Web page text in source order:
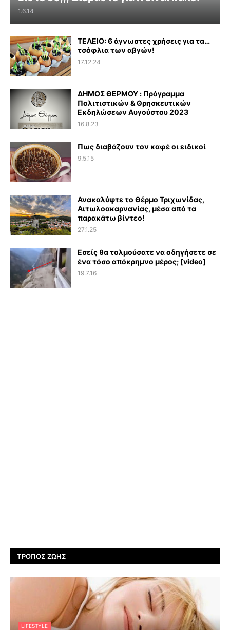
1.6.14
ΤΕΛΕΙΟ: 6 άγνωστες χρήσεις για τα…
τσόφλια των αβγών!
17.12.24
ΔΗΜΟΣ ΘΕΡΜΟΥ : Πρόγραμμα
Πολιτιστικών & Θρησκευτικών
Εκδηλώσεων Αυγούστου 2023
16.8.23
Πως διαβάζουν τον καφέ οι ειδικοί
9.5.15
Ανακαλύψτε το Θέρμο Τριχωνίδας,
Αιτωλοακαρνανίας, μέσα από τα
παρακάτω βίντεο!
27.1.25
Εσείς θα τολμούσατε να οδηγήσετε σε
ένα τόσο απόκρημνο μέρος; [video]
19.7.16
ΤΡΌΠΟΣ ΖΩΉΣ
LIFESTYLE